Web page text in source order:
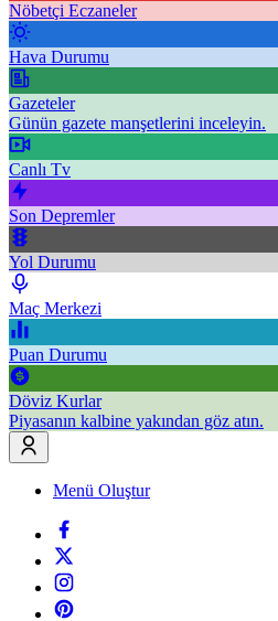
Nöbetçi Eczaneler
Hava Durumu
Gazeteler
Günün gazete manşetlerini inceleyin.
Canlı Tv
Son Depremler
Yol Durumu
Maç Merkezi
Puan Durumu
Döviz Kurlar
Piyasanın kalbine yakından göz atın.
Menü Oluştur